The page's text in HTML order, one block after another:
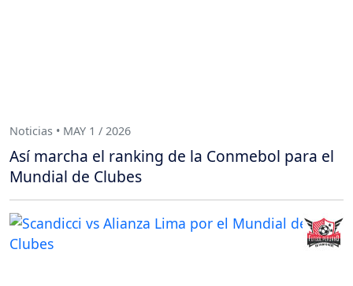
Noticias • MAY 1 / 2026
Así marcha el ranking de la Conmebol para el
Mundial de Clubes